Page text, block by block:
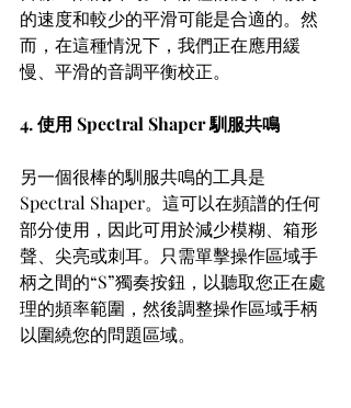
的速度和較少的平滑可能是合適的。然
而，在這種情況下，我們正在應用緩
慢、平滑的音調平衡校正。
4. 使用 Spectral Shaper 馴服共鳴
另一個很棒的馴服共鳴的工具是
Spectral Shaper。這可以在頻譜的任何
部分使用，因此可用於減少模糊、箱形
聲、尖亮或刺耳。只需單擊操作區域手
柄之間的“S”獨奏按鈕，以聽取您正在處
理的頻率範圍，然後調整操作區域手柄
以圍繞您的問題區域。